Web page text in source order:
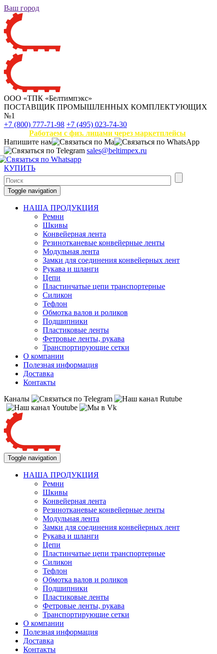
Ваш город
ООО «ТПК «Белтимпэкс»
ПОСТАВЩИК ПРОМЫШЛЕННЫХ КОМПЛЕКТУЮЩИХ
№1
+7 (800) 777-71-98 +7 (495) 023-74-30
Работаем с физ. лицами через маркетплейсы
Напишите нам
sales@beltimpex.ru
КУПИТЬ
Toggle navigation
НАША ПРОДУКЦИЯ
Ремни
Шкивы
Конвейерная лента
Резинотканевые конвейерные ленты
Модульная лента
Замки для соединения конвейерных лент
Рукава и шланги
Цепи
Пластинчатые цепи транспортерные
Силикон
Тефлон
Обмотка валов и роликов
Подшипники
Пластиковые ленты
Фетровые ленты, рукава
Транспортирующие сетки
О компании
Полезная информация
Доставка
Контакты
Каналы
Toggle navigation
НАША ПРОДУКЦИЯ
Ремни
Шкивы
Конвейерная лента
Резинотканевые конвейерные ленты
Модульная лента
Замки для соединения конвейерных лент
Рукава и шланги
Цепи
Пластинчатые цепи транспортерные
Силикон
Тефлон
Обмотка валов и роликов
Подшипники
Пластиковые ленты
Фетровые ленты, рукава
Транспортирующие сетки
О компании
Полезная информация
Доставка
Контакты